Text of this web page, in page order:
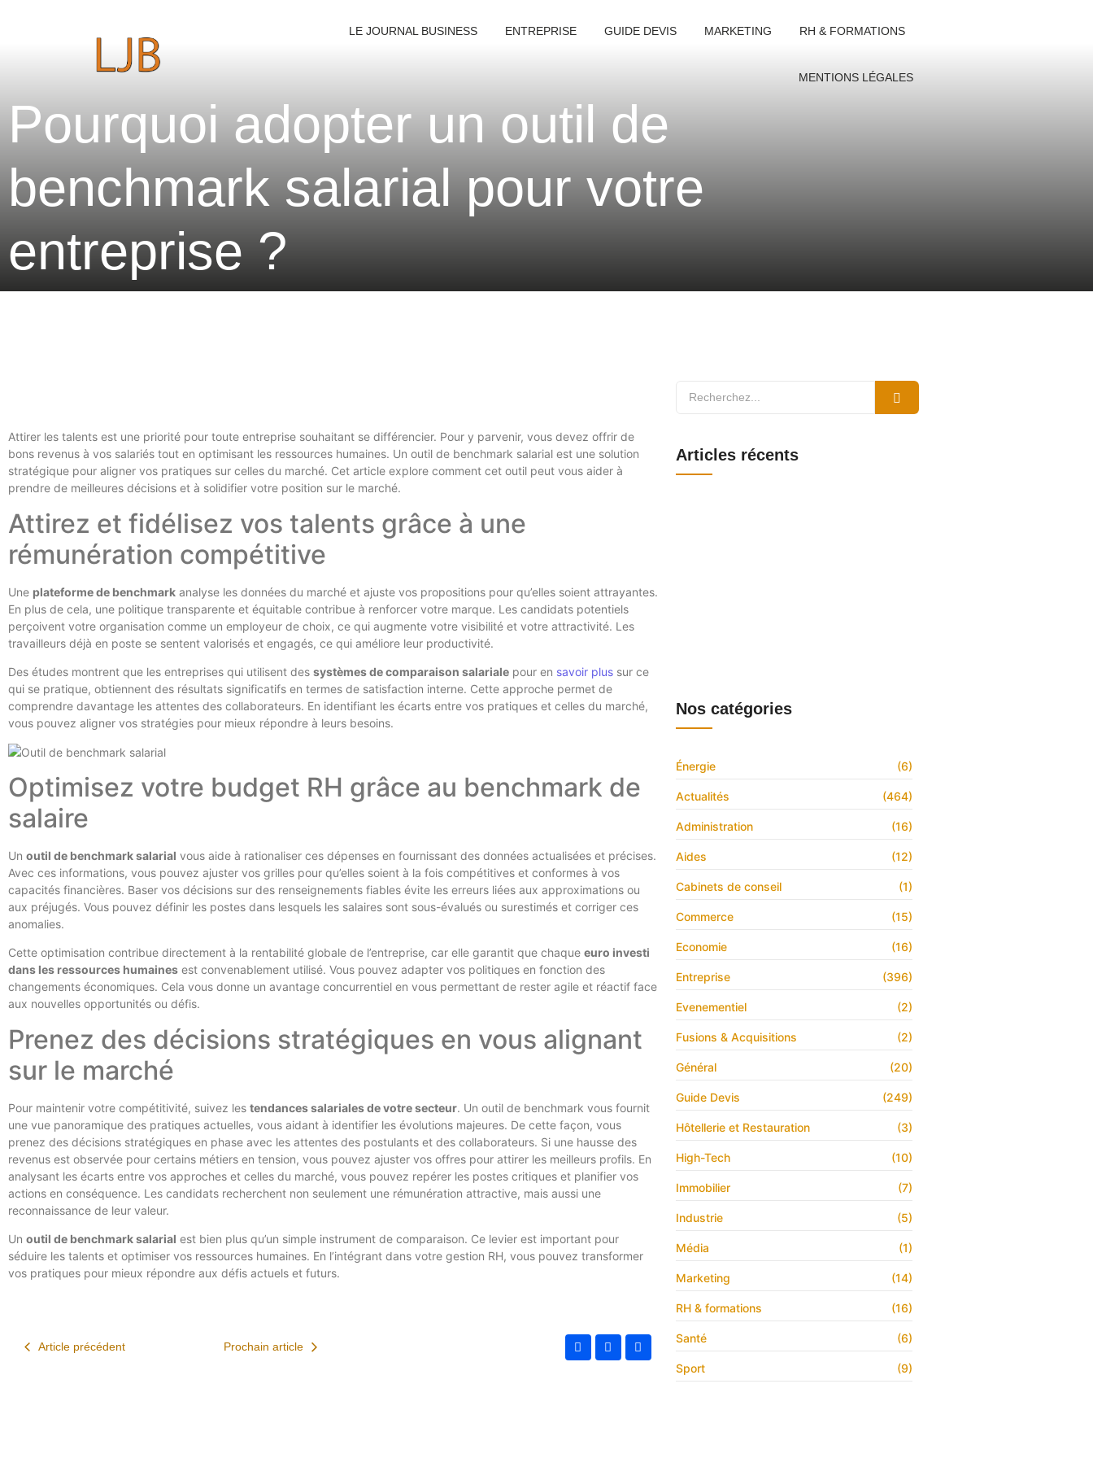
LE JOURNAL BUSINESS ENTREPRISE GUIDE DEVIS MARKETING RH & FORMATIONS
MENTIONS LÉGALES
Pourquoi adopter un outil de
benchmark salarial pour votre
entreprise ?
Attirer les talents est une priorité pour toute entreprise souhaitant se différencier. Pour y parvenir, vous devez offrir de
bons revenus à vos salariés tout en optimisant les ressources humaines. Un outil de benchmark salarial est une solution
stratégique pour aligner vos pratiques sur celles du marché. Cet article explore comment cet outil peut vous aider à
prendre de meilleures décisions et à solidifier votre position sur le marché.
Attirez et fidélisez vos talents grâce à une
rémunération compétitive
Une plateforme de benchmark analyse les données du marché et ajuste vos propositions pour qu’elles soient attrayantes.
En plus de cela, une politique transparente et équitable contribue à renforcer votre marque. Les candidats potentiels
perçoivent votre organisation comme un employeur de choix, ce qui augmente votre visibilité et votre attractivité. Les
travailleurs déjà en poste se sentent valorisés et engagés, ce qui améliore leur productivité.
Des études montrent que les entreprises qui utilisent des systèmes de comparaison salariale pour en savoir plus sur ce
qui se pratique, obtiennent des résultats significatifs en termes de satisfaction interne. Cette approche permet de
comprendre davantage les attentes des collaborateurs. En identifiant les écarts entre vos pratiques et celles du marché,
vous pouvez aligner vos stratégies pour mieux répondre à leurs besoins.
Optimisez votre budget RH grâce au benchmark de
salaire
Un outil de benchmark salarial vous aide à rationaliser ces dépenses en fournissant des données actualisées et précises.
Avec ces informations, vous pouvez ajuster vos grilles pour qu’elles soient à la fois compétitives et conformes à vos
capacités financières. Baser vos décisions sur des renseignements fiables évite les erreurs liées aux approximations ou
aux préjugés. Vous pouvez définir les postes dans lesquels les salaires sont sous-évalués ou surestimés et corriger ces
anomalies.
Cette optimisation contribue directement à la rentabilité globale de l’entreprise, car elle garantit que chaque euro investi
dans les ressources humaines est convenablement utilisé. Vous pouvez adapter vos politiques en fonction des
changements économiques. Cela vous donne un avantage concurrentiel en vous permettant de rester agile et réactif face
aux nouvelles opportunités ou défis.
Prenez des décisions stratégiques en vous alignant
sur le marché
Pour maintenir votre compétitivité, suivez les tendances salariales de votre secteur. Un outil de benchmark vous fournit
une vue panoramique des pratiques actuelles, vous aidant à identifier les évolutions majeures. De cette façon, vous
prenez des décisions stratégiques en phase avec les attentes des postulants et des collaborateurs. Si une hausse des
revenus est observée pour certains métiers en tension, vous pouvez ajuster vos offres pour attirer les meilleurs profils. En
analysant les écarts entre vos approches et celles du marché, vous pouvez repérer les postes critiques et planifier vos
actions en conséquence. Les candidats recherchent non seulement une rémunération attractive, mais aussi une
reconnaissance de leur valeur.
Un outil de benchmark salarial est bien plus qu’un simple instrument de comparaison. Ce levier est important pour
séduire les talents et optimiser vos ressources humaines. En l’intégrant dans votre gestion RH, vous pouvez transformer
vos pratiques pour mieux répondre aux défis actuels et futurs.
Article précédent Prochain article
Articles récents
Nos catégories
Énergie (6)
Actualités (464)
Administration (16)
Aides (12)
Cabinets de conseil (1)
Commerce (15)
Economie (16)
Entreprise (396)
Evenementiel (2)
Fusions & Acquisitions (2)
Général (20)
Guide Devis (249)
Hôtellerie et Restauration (3)
High-Tech (10)
Immobilier (7)
Industrie (5)
Média (1)
Marketing (14)
RH & formations (16)
Santé (6)
Sport (9)